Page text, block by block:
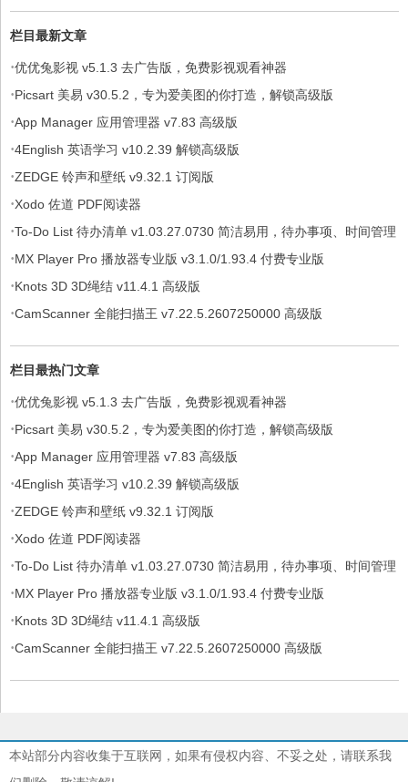
栏目最新文章
·优优兔影视 v5.1.3 去广告版，免费影视观看神器
·Picsart 美易 v30.5.2，专为爱美图的你打造，解锁高级版
·App Manager 应用管理器 v7.83 高级版
·4English 英语学习 v10.2.39 解锁高级版
·ZEDGE 铃声和壁纸 v9.32.1 订阅版
·Xodo 佐道 PDF阅读器
·To-Do List 待办清单 v1.03.27.0730 简洁易用，待办事项、时间管理
软件，解锁专业版
·MX Player Pro 播放器专业版 v3.1.0/1.93.4 付费专业版
·Knots 3D 3D绳结 v11.4.1 高级版
·CamScanner 全能扫描王 v7.22.5.2607250000 高级版
栏目最热门文章
·优优兔影视 v5.1.3 去广告版，免费影视观看神器
·Picsart 美易 v30.5.2，专为爱美图的你打造，解锁高级版
·App Manager 应用管理器 v7.83 高级版
·4English 英语学习 v10.2.39 解锁高级版
·ZEDGE 铃声和壁纸 v9.32.1 订阅版
·Xodo 佐道 PDF阅读器
·To-Do List 待办清单 v1.03.27.0730 简洁易用，待办事项、时间管理
软件，解锁专业版
·MX Player Pro 播放器专业版 v3.1.0/1.93.4 付费专业版
·Knots 3D 3D绳结 v11.4.1 高级版
·CamScanner 全能扫描王 v7.22.5.2607250000 高级版
本站部分内容收集于互联网，如果有侵权内容、不妥之处，请联系我